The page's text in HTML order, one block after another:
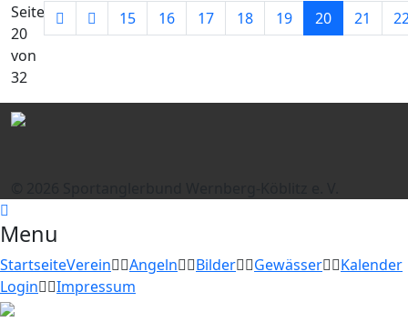
Seite
20
von
32
15 16 17 18 19 20 21
Menu
StartseiteVerein Angeln Bilder Gewässer
Kalender
Login
Impressum